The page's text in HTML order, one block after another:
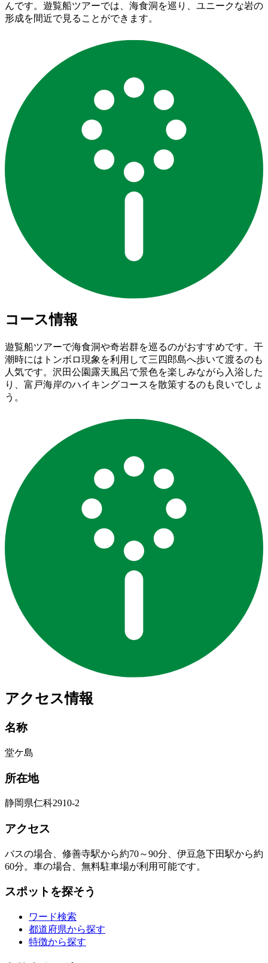
んです。遊覧船ツアーでは、海食洞を巡り、ユニークな岩の
形成を間近で見ることができます。
コース情報
遊覧船ツアーで海食洞や奇岩群を巡るのがおすすめです。干
潮時にはトンボロ現象を利用して三四郎島へ歩いて渡るのも
人気です。沢田公園露天風呂で景色を楽しみながら入浴した
り、富戸海岸のハイキングコースを散策するのも良いでしょ
う。
アクセス情報
名称
堂ケ島
所在地
静岡県仁科2910-2
アクセス
バスの場合、修善寺駅から約70～90分、伊豆急下田駅から約
60分。車の場合、無料駐車場が利用可能です。
スポットを探そう
ワード検索
都道府県から探す
特徴から探す